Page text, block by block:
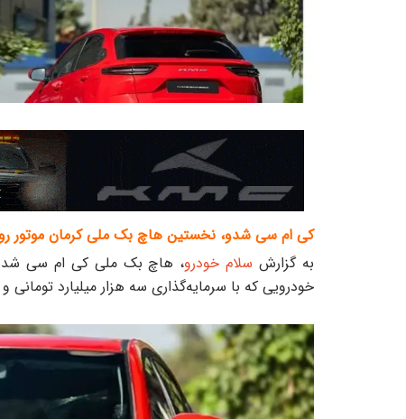
کی ام سی شدو، نخستین هاچ بک ملی کرمان موتور
به گزارش سلام خودرو، هاچ بک ملی کی ام سی شدو
خودرویی که با سرمایه‌گذاری سه هزار میلیارد